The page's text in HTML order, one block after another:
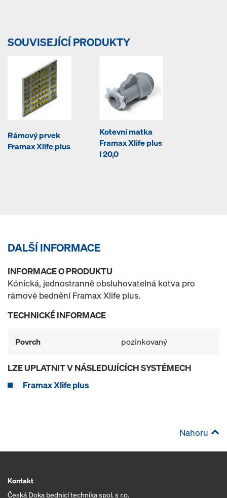
SOUVISEJÍCÍ PRODUKTY
Rámový prvek
Framax Xlife plus
Kotevní matka
Framax Xlife plus
I 20,0
DALŠÍ INFORMACE
INFORMACE O PRODUKTU
Kónická, jednostranně obsluhovatelná kotva pro
rámové bednění Framax Xlife plus.
TECHNICKÉ INFORMACE
Povrch pozinkovaný
LZE UPLATNIT V NÁSLEDUJÍCÍCH SYSTÉMECH
Framax Xlife plus
Nahoru
Kontakt
Česká Doka bednicí technika spol. s r.o.